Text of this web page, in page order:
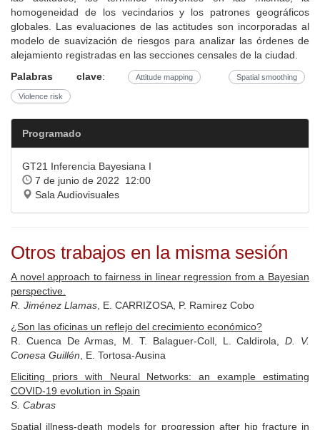
homogeneidad de los vecindarios y los patrones geográficos
globales. Las evaluaciones de las actitudes son incorporadas al
modelo de suavización de riesgos para analizar las órdenes de
alejamiento registradas en las secciones censales de la ciudad.
Palabras clave: Attitude mapping Spatial smoothing
Violence risk
Programado
GT21 Inferencia Bayesiana I
7 de junio de 2022 12:00
Sala Audiovisuales
Otros trabajos en la misma sesión
A novel approach to fairness in linear regression from a Bayesian
perspective.
R. Jiménez Llamas , E. CARRIZOSA, P. Ramirez Cobo
¿Son las oficinas un reflejo del crecimiento económico?
R. Cuenca De Armas, M. T. Balaguer-Coll, L. Caldirola,D. V.
Conesa Guillén , E. Tortosa-Ausina
Eliciting priors with Neural Networks: an example estimating
COVID-19 evolution in Spain
S. Cabras
Spatial illness-death models for progression after hip fracture in